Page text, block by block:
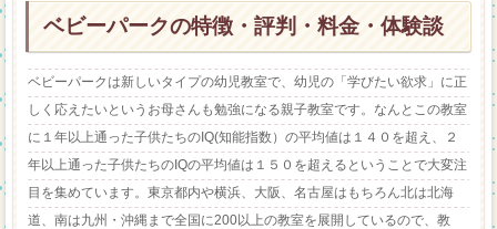
ベビーパークの特徴・評判・料金・体験談
ベビーパークは新しいタイプの幼児教室で、幼児の「学びたい欲求」に正
しく応えたいというお母さんも勉強になる親子教室です。なんとこの教室
に１年以上通った子供たちのIQ(知能指数）の平均値は１４０を超え、２
年以上通った子供たちのIQの平均値は１５０を超えるということで大変注
目を集めています。東京都内や横浜、大阪、名古屋はもちろん北は北海
道、南は九州・沖縄まで全国に200以上の教室を展開しているので、教